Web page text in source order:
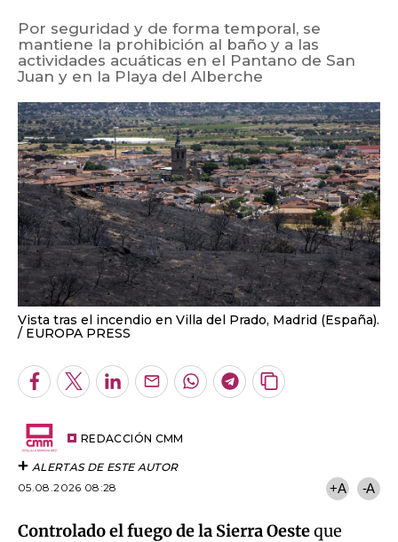
Por seguridad y de forma temporal, se
mantiene la prohibición al baño y a las
actividades acuáticas en el Pantano de San
Juan y en la Playa del Alberche
Vista tras el incendio en Villa del Prado, Madrid (España).
EUROPA PRESS
Facebook
TwitterLinkedInEnviarWhatsapp
Telegram
Copiar
REDACCIÓN CMM
ALERTAS DE ESTE AUTOR
05.08.2026 08:28
+A -A
Controlado el fuego de la Sierra Oesteque